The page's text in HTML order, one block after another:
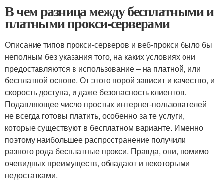
В чем разница между бесплатными и
платными прокси-серверами
Описание типов прокси-серверов и веб-прокси было бы
неполным без указания того, на каких условиях они
предоставляются в использование – на платной, или
бесплатной основе. От этого порой зависит и качество, и
скорость доступа, и даже безопасность клиентов.
Подавляющее число простых интернет-пользователей
не всегда готовы платить, особенно за те услуги,
которые существуют в бесплатном варианте. Именно
поэтому наибольшее распространение получили
разного рода бесплатные прокси. Правда, они, помимо
очевидных преимуществ, обладают и некоторыми
недостатками.